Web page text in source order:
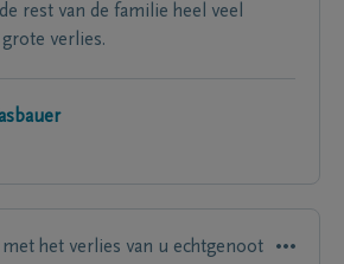
rest van de familie heel veel
verlies.
het verlies van u echtgenoot